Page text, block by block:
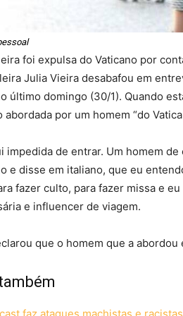
foi expulsa do Vaticano por
Julia Vieira desabafou em
último domingo (30/1). Quando
abordada por um homem “do
impedida de entrar. Um homem
e disse em italiano, que eu
fazer culto, para fazer missa e
e influencer de viagem.
que o homem que a